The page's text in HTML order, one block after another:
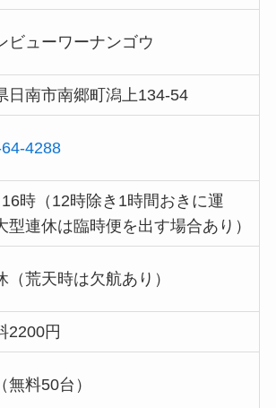
ビューワーナンゴウ
日南市南郷町潟上134-54
4288
時（12時除き1時間おきに運
型連休は臨時便を出す場合あり）
（荒天時は欠航あり）
2200円
無料50台）